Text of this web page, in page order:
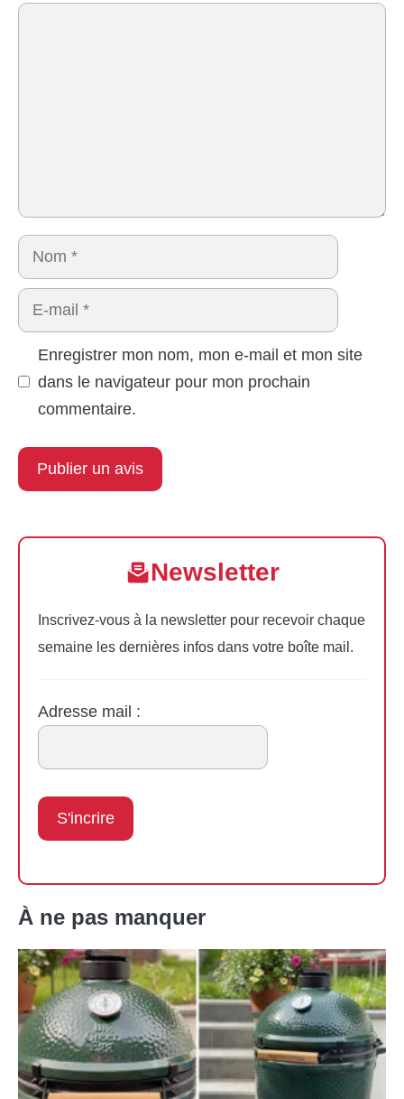
Commentaire
Nom
E-
mail
Enregistrer mon nom, mon e-mail et mon site
dans le navigateur pour mon prochain
commentaire.
Newsletter
Inscrivez-vous à la newsletter pour recevoir chaque
semaine les dernières infos dans votre boîte mail.
Adresse mail :
À ne pas manquer